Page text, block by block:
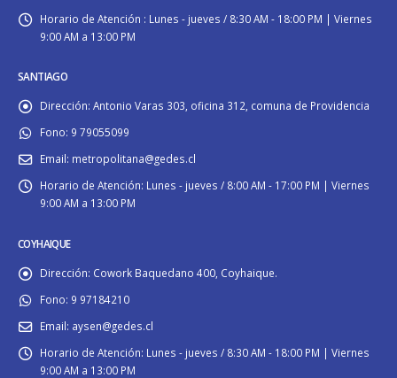
Horario de Atención : Lunes - jueves / 8:30 AM - 18:00 PM | Viernes
9:00 AM a 13:00 PM
SANTIAGO
Dirección: Antonio Varas 303, oficina 312, comuna de Providencia
Fono: 9 79055099
Email: metropolitana@gedes.cl
Horario de Atención: Lunes - jueves / 8:00 AM - 17:00 PM | Viernes
9:00 AM a 13:00 PM
COYHAIQUE
Dirección: Cowork Baquedano 400, Coyhaique.
Fono: 9 97184210
Email: aysen@gedes.cl
Horario de Atención: Lunes - jueves / 8:30 AM - 18:00 PM | Viernes
9:00 AM a 13:00 PM